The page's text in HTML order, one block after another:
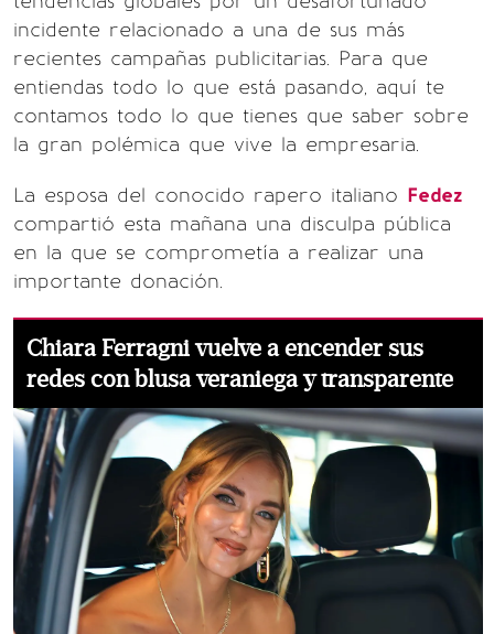
incidente relacionado a una de sus más
recientes campañas publicitarias. Para que
entiendas todo lo que está pasando, aquí te
contamos todo lo que tienes que saber sobre
la gran polémica que vive la empresaria.
La esposa del conocido rapero italiano Fedez
compartió esta mañana una disculpa pública
en la que se comprometía a realizar una
importante donación.
Chiara Ferragni vuelve a encender sus
redes con blusa veraniega y transparente